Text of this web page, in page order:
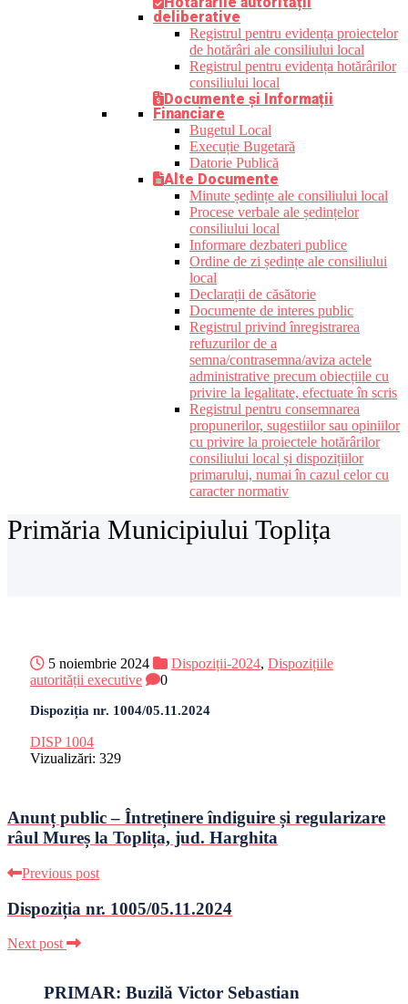
deliberative
Registrul pentru evidența proiectelor
de hotărâri ale consiliului local
Registrul pentru evidența hotărârilor
consiliului local
Documente și Informații
Financiare
Bugetul Local
Execuție Bugetară
Datorie Publică
Alte Documente
Minute ședințe ale consiliului local
Procese verbale ale ședințelor
consiliului local
Informare dezbateri publice
Ordine de zi ședințe ale consiliului
local
Declarații de căsătorie
Documente de interes public
Registrul privind înregistrarea
refuzurilor de a
semna/contrasemna/aviza actele
administrative precum obiecțiile cu
privire la legalitate, efectuate în scris
Registrul pentru consemnarea
propunerilor, sugestiilor sau opiniilor
cu privire la proiectele hotărârilor
consiliului local și dispozițiilor
primarului, numai în cazul celor cu
caracter normativ
Primăria Municipiului Toplița
5 noiembrie 2024 Dispoziții-2024, Dispozițiile
autorității executive
0
Dispoziția nr. 1004/05.11.2024
DISP 1004
Vizualizări: 329
Anunț public – Întreținere îndiguire și regularizare
râul Mureș la Toplița, jud. Harghita
Previous post
Dispoziția nr. 1005/05.11.2024
Next post
PRIMAR: Buzilă Victor Sebastian